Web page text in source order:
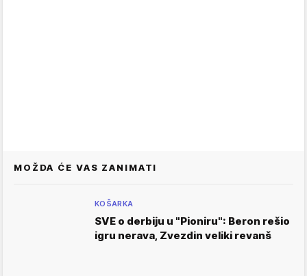
MOŽDA ĆE VAS ZANIMATI
KOŠARKA
SVE o derbiju u "Pioniru": Beron rešio
igru nerava, Zvezdin veliki revanš